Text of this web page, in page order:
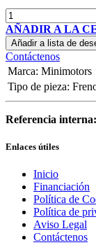
AÑADIR A LA
Añadir a lista de
Contáctenos
Marca: Minimotors
Tipo de pieza:
Referencia interna:
Enlaces útiles
Inicio
Financiación
Política de
Política de
Aviso Legal
Contáctenos